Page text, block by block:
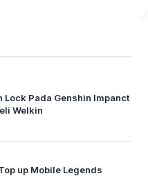
Lock Pada Genshin Impanct
Welkin
up Mobile Legends